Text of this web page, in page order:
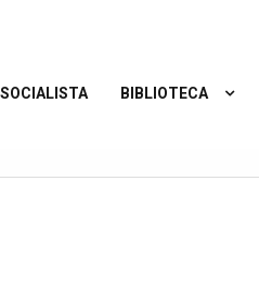
BIBLIOTECA